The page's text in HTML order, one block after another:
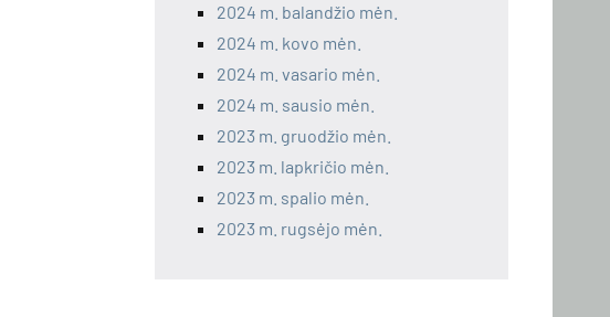
2024 m. balandžio mėn.
2024 m. kovo mėn.
2024 m. vasario mėn.
2024 m. sausio mėn.
2023 m. gruodžio mėn.
2023 m. lapkričio mėn.
2023 m. spalio mėn.
2023 m. rugsėjo mėn.